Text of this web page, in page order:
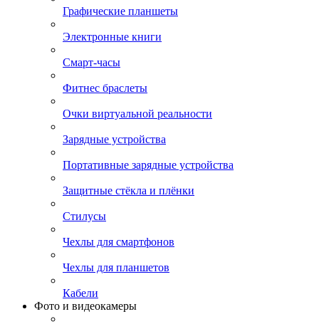
Графические планшеты
Электронные книги
Смарт-часы
Фитнес браслеты
Очки виртуальной реальности
Зарядные устройства
Портативные зарядные устройства
Защитные стёкла и плёнки
Стилусы
Чехлы для смартфонов
Чехлы для планшетов
Кабели
Фото и видеокамеры